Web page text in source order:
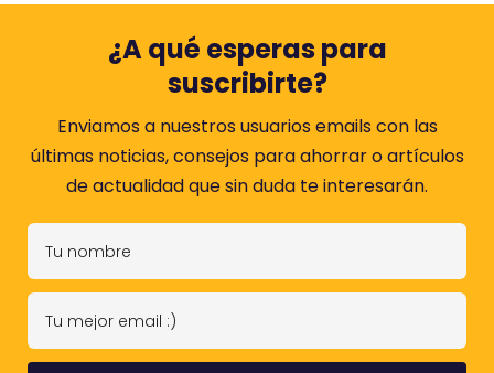
¿A qué esperas para
suscribirte?
Enviamos a nuestros usuarios emails con las
últimas noticias, consejos para ahorrar o artículos
de actualidad que sin duda te interesarán.
T
n
m
T
m